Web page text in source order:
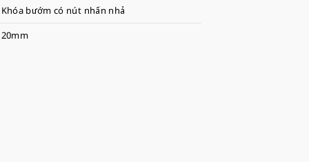
Khóa bướm có nút nhấn nhả
20mm